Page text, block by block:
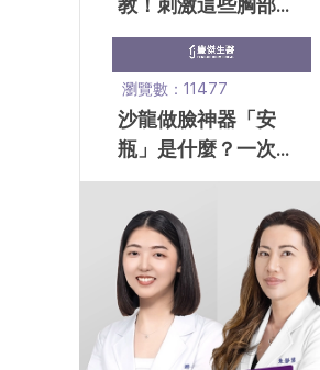
教！刺激這些胸部穴
道變成「堅挺美乳」
瀏覽數：11477
沙龍做臉神器「安
瓶」是什麼？一次了
解安瓶功效、用法、
挑選原則！